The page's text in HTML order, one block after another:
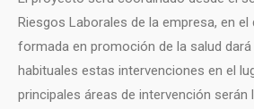
Riesgos Laborales de la empresa, en el
formada en promoción de la salud
habituales estas intervenciones en el
principales áreas de intervención serán